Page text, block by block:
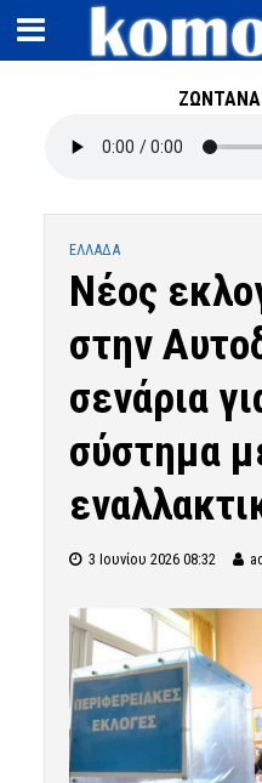
ΖΩΝΤΑΝΑ
ΕΛΛΑΔΑ
Νέος
στην
σενάρια
σύστημα
3 Ιουνίου 2026 08:32